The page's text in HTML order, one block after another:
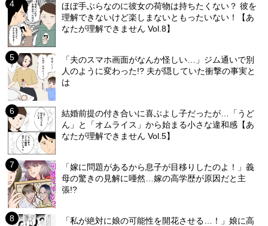
ほぼ手ぶらなのに彼女の荷物は持ちたくない？ 彼を
理解できないけど楽しまないともったいない！【あ
なたが理解できません Vol.8】
「夫のスマホ画面がなんか怪しい…」ジム通いで別
人のように変わった!? 夫が隠していた衝撃の事実と
は
結婚前提の付き合いに喜ぶよし子だったが…「うど
ん」と「オムライス」から始まる小さな違和感【あ
なたが理解できません Vol.5】
「嫁に問題があるから息子が目移りしたのよ！」義
母の驚きの見解に唖然…嫁の高学歴が原因だと主
張!?
「私が絶対に娘の可能性を開花させる…！」娘に高